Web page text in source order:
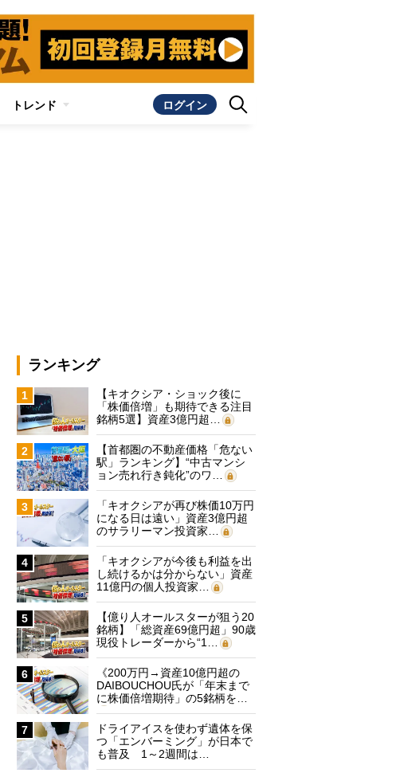
トレンド ログイン
ランキング
1
【キオクシア・ショック後に
「株価倍増」も期待できる注目
銘柄5選】資産3億円超…
2
【首都圏の不動産価格「危ない
駅」ランキング】“中古マンシ
ョン売れ行き鈍化”のワ…
3
「キオクシアが再び株価10万円
になる日は遠い」資産3億円超
のサラリーマン投資家…
4
「キオクシアが今後も利益を出
し続けるかは分からない」資産
11億円の個人投資家…
5
【億り人オールスターが狙う20
銘柄】「総資産69億円超」90歳
現役トレーダーから“1…
6
《200万円→資産10億円超の
DAIBOUCHOU氏が「年末まで
に株価倍増期待」の5銘柄を…
7
ドライアイスを使わず遺体を保
つ「エンバーミング」が日本で
も普及 1～2週間は…